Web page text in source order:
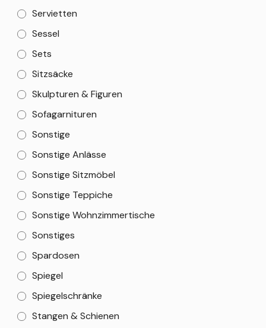
Servietten
Sessel
Sets
Sitzsäcke
Skulpturen & Figuren
Sofagarnituren
Sonstige
Sonstige Anlässe
Sonstige Sitzmöbel
Sonstige Teppiche
Sonstige Wohnzimmertische
Sonstiges
Spardosen
Spiegel
Spiegelschränke
Stangen & Schienen